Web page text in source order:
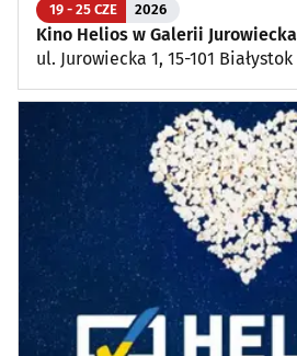
19 - 25 CZE 2026
Kino Helios w Galerii Jurowiecka
ul. Jurowiecka 1, 15-101 Białystok